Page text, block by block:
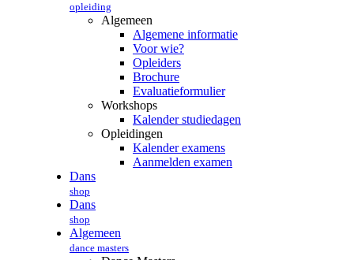
opleiding
Algemeen
Algemene informatie
Voor wie?
Opleiders
Brochure
Evaluatieformulier
Workshops
Kalender studiedagen
Opleidingen
Kalender examens
Aanmelden examen
Dans
shop
Dans
shop
Algemeen
dance masters